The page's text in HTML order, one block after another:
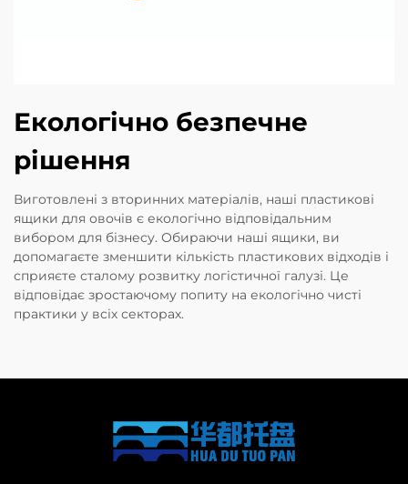
Екологічно безпечне
рішення
Виготовлені з вторинних матеріалів, наші пластикові
ящики для овочів є екологічно відповідальним
вибором для бізнесу. Обираючи наші ящики, ви
допомагаєте зменшити кількість пластикових відходів і
сприяєте сталому розвитку логістичної галузі. Це
відповідає зростаючому попиту на екологічно чисті
практики у всіх секторах.